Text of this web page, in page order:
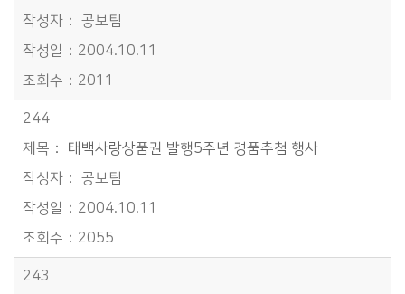
공보팀
2004.10.11
2011
244
태백사랑상품권 발행5주년 경품추첨 행사
공보팀
2004.10.11
2055
243